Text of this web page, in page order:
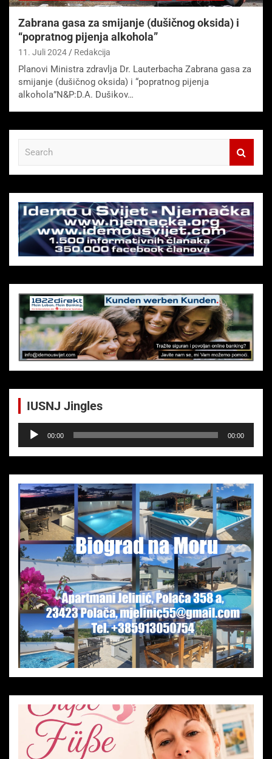
Zabrana gasa za smijanje (dušičnog oksida) i
“popratnog pijenja alkohola”
11. Juli 2024 Redakcija
Planovi Ministra zdravlja Dr. Lauterbacha Zabrana gasa za
smijanje (dušičnog oksida) i “popratnog pijenja
alkohola”N&P:D.A. Dušikov…
c
h
IUSNJ Jingles
Audio-
Player
00:00 00:00